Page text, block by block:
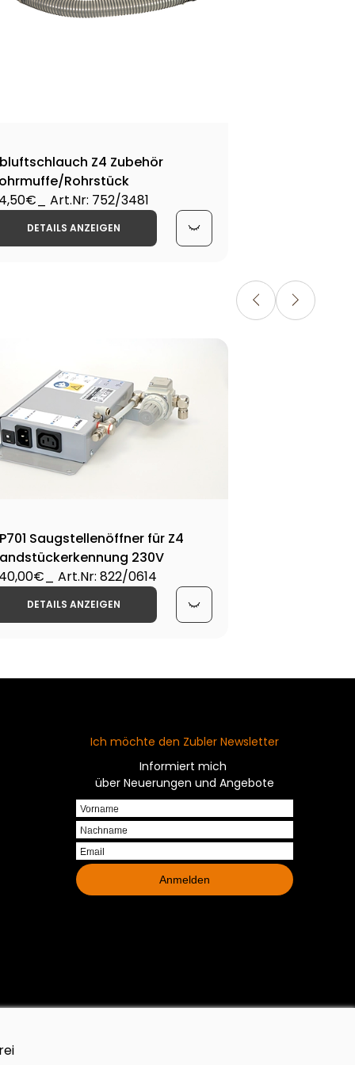
Z4 Zubehör
Rohrstück
_ Art.Nr: 752/3481
DETAILS ANZEIGEN
Saugstellenöffner für Z4
230V
_ Art.Nr: 822/0614
DETAILS ANZEIGEN
Ich möchte den Zubler Newsletter
Informiert mich
über Neuerungen und Angebote
Anmelden